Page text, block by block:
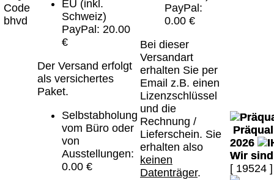
EU (inkl.
Schweiz)
PayPal: 20.00
€
Der Versand erfolgt
als versichertes
Paket.
Selbstabholung
vom Büro oder
von
Ausstellungen:
0.00 €
PayPal:
0.00 €
Bei dieser
Versandart
erhalten Sie per
Email z.B. einen
Lizenzschlüssel
und die
Rechnung /
Lieferschein. Sie
erhalten also
keinen
Datenträger.
2026
Wir
[ 19524 ]